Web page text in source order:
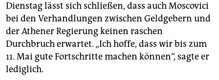
Dienstag lässt sich schließen, dass auch Moscovici
bei den Verhandlungen zwischen Geldgebern und
der Athener Regierung keinen raschen
Durchbruch erwartet. „Ich hoffe, dass wir bis zum
11. Mai gute Fortschritte machen können“, sagte er
lediglich.